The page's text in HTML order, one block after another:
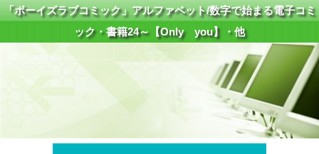
「ボーイズラブコミック」アルファベット/数字で始まる電子コミ
ック・書籍24～【Only you】・他